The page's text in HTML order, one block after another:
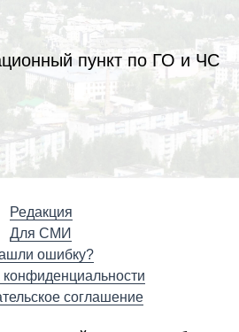
пункт по ГО и ЧС
Редакция
Для СМИ
ошибку?
конфиденциальности
соглашение